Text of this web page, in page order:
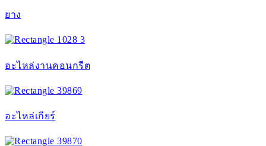
ยาง
อะไหล่งานคอนกรีต
อะไหล่เกียร์